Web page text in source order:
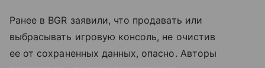
Ранее в BGR заявили, что продавать или
выбрасывать игровую консоль, не очистив
ее от сохраненных данных, опасно. Авторы